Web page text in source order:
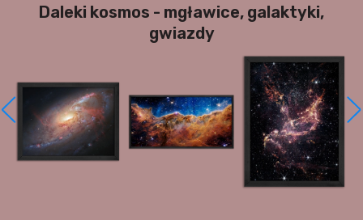
Daleki kosmos - mgławice, galaktyki,
gwiazdy